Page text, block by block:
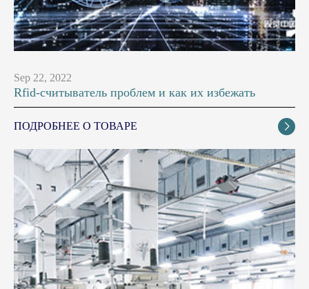
Sep 22, 2022
Rfid-считыватель проблем и как их избежать
ПОДРОБНЕЕ О ТОВАРЕ 